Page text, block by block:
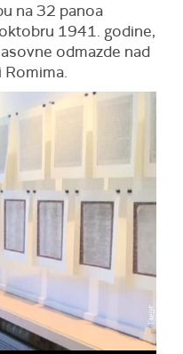
na 32 panoa
1941. godine,
odmazde nad
Romima.